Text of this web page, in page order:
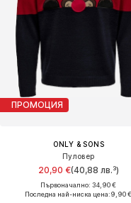
ПРОМОЦИЯ
ONLY & SONS
Пуловер
20,90 €(40,88 лв.³)
Първоначално: 34,90 €
Последна най-ниска цена:9,90 €